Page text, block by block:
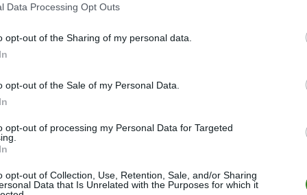
Data Processing Opt Outs
opt-out of the Sharing of my personal data.
opt-out of the Sale of my Personal Data.
opt-out of processing my Personal Data for Targeted
opt-out of Collection, Use, Retention, Sale, and/or Sharing
Data that Is Unrelated with the Purposes for which it